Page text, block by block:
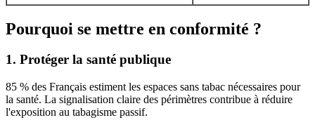
Pourquoi se mettre en conformité ?
1. Protéger la santé publique
85 % des Français estiment les espaces sans tabac nécessaires pour
la santé. La signalisation claire des périmètres contribue à réduire
l'exposition au tabagisme passif.